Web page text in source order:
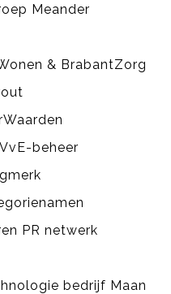
Meander
& BrabantZorg
beheer
PR netwerk
bedrijf Maan